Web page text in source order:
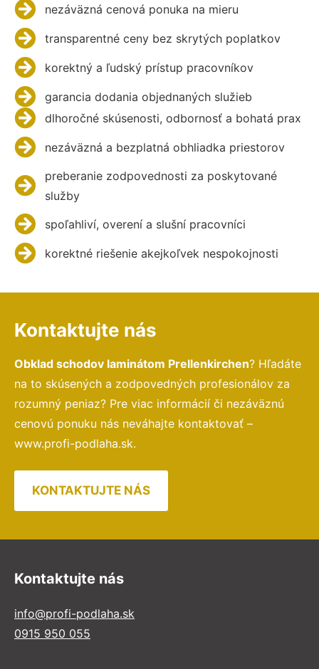
nezáväzná cenová ponuka na mieru
transparentné ceny bez skrytých poplatkov
korektný a ľudský prístup pracovníkov
garancia dodania objednaných služieb
dlhoročné skúsenosti, odbornosť a bohatá prax
nezáväzná a bezplatná obhliadka priestorov
preberanie zodpovednosti za poskytované
služby
spoľahliví, overení a slušní pracovníci
korektné riešenie akejkoľvek nespokojnosti
Kontaktujte nás
Obklad schodov laminátom Prellenkirchen? Hľadáte
na to skúsených a zodpovedných profesionálov za
rozumný peniaz? Pre viac informácií či nezáväznú
cenovú ponuku nás neváhajte kontaktovať –
www.profi-podlaha.sk.
KONTAKTUJTE NÁS
Kontaktujte nás
info@profi-podlaha.sk
0915 950 055